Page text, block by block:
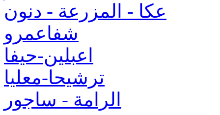
عكا - المزرعة - دنون
شفاعمرو
اعبلين-حيفا
ترشيحا-معليا
الرامة - ساجور